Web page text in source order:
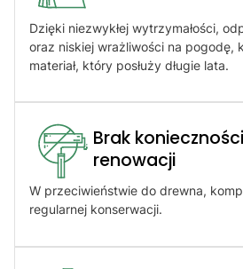
Dzięki niezwykłej wytrzymałości,
oraz niskiej wrażliwości na pogodę,
materiał, który posłuży długie lata.
Brak konieczności
renowacji​
W przeciwieństwie do drewna,
regularnej konserwacji.